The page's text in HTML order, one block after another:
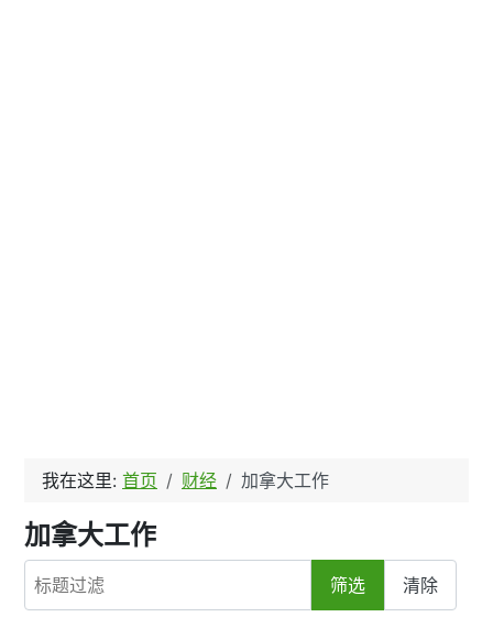
我在这里: 首页 财经 加拿大工作
加拿大工作
标题过滤
筛选 清除